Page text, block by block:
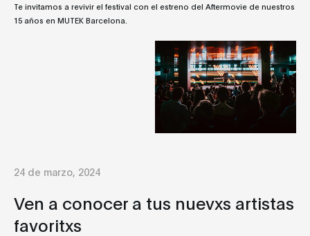
Te invitamos a revivir el festival con el estreno del Aftermovie de nuestros
15 años en MUTEK Barcelona.
24 de marzo, 2024
Ven a conocer a tus nuevxs artistas
favoritxs